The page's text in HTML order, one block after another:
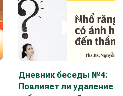
Дневник беседы №4:
Повлияет ли удаление